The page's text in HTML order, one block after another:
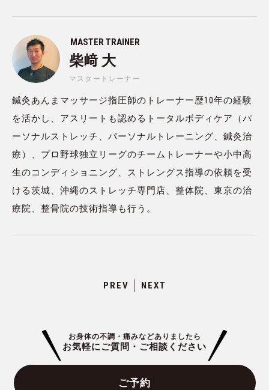
MASTER TRAINER
柴﨑 大
マスタートレーナー
鍼灸あんまマッサージ指圧師のトレーナー歴10年の経験
を活かし、アスリートも認めるトータルボディケア（パ
ーソナルストレッチ、パーソナルトレーニング、鍼灸治
療）、プロ野球独立リーグのチームトレーナーや小中高
生のコンディショニング、ストレングス指導の依頼を受
ける茨城、沖縄のストレッチ専門店、整体院、東京の治
療院、整骨院の技術指導も行う。
PREV NEXT
お身体の不調・痛みなどありましたら
お気軽にご質問・ご相談ください
ご予約